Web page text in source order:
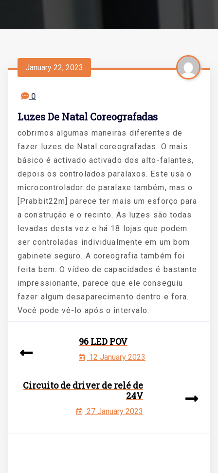
January 22, 2023
0
Luzes De Natal Coreografadas
cobrimos algumas maneiras diferentes de
fazer luzes de Natal coreografadas. O mais
básico é activado activado dos alto-falantes,
depois os controlados paralaxos. Este usa o
microcontrolador de paralaxe também, mas o
[Prabbit22m] parece ter mais um esforço para
a construção e o recinto. As luzes são todas
levadas desta vez e há 18 lojas que podem
ser controladas individualmente em um bom
gabinete seguro. A coreografia também foi
feita bem. O vídeo de capacidades é bastante
impressionante, parece que ele conseguiu
fazer algum desaparecimento dentro e fora.
Você pode vê-lo após o intervalo.
96 LED POV
12 January 2023
Circuito de driver de relé de
24V
27 January 2023